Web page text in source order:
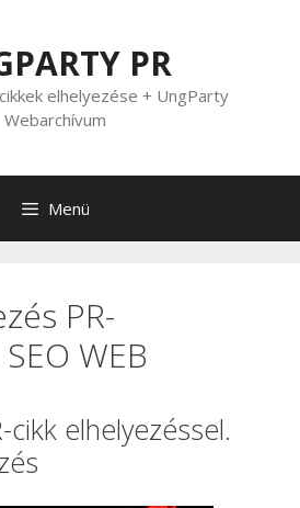
PR
elhelyezése + UngParty
Webarchívum
Menü
PR-
WEB
cikk elhelyezéssel.